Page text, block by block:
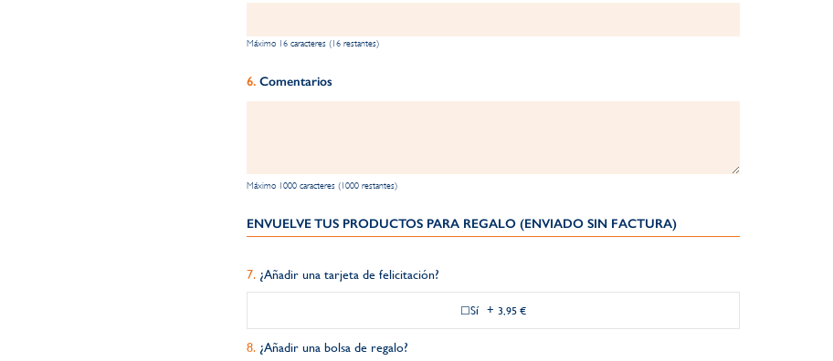
Máximo 16 caracteres (16 restantes)
Comentarios
Máximo 1000 caracteres (1000 restantes)
ENVUELVE TUS PRODUCTOS PARA REGALO (ENVIADO SIN FACTURA)
¿Añadir una tarjeta de felicitación?
Sí + 3,95 €
¿Añadir una bolsa de regalo?